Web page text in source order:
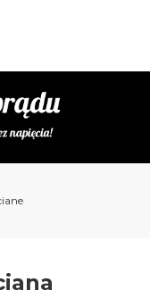
Zobacz szczegóły